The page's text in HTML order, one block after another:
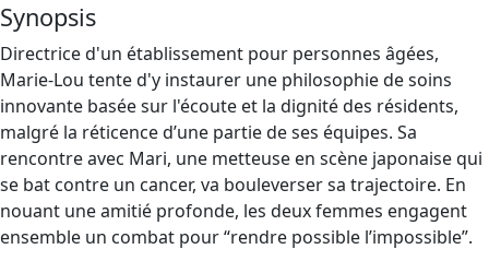
Synopsis
Directrice d'un établissement pour personnes âgées,
Marie-Lou tente d'y instaurer une philosophie de soins
innovante basée sur l'écoute et la dignité des résidents,
malgré la réticence d’une partie de ses équipes. Sa
rencontre avec Mari, une metteuse en scène japonaise qui
se bat contre un cancer, va bouleverser sa trajectoire. En
nouant une amitié profonde, les deux femmes engagent
ensemble un combat pour “rendre possible l’impossible”.